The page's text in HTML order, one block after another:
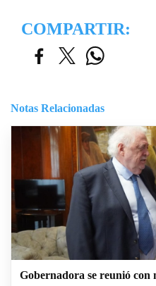
COMPARTIR:
Notas Relacionadas
Gobernadora se reunió con